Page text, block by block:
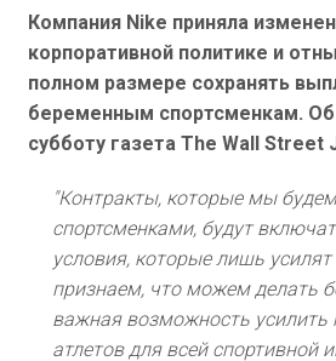
Компания Nike приняла
корпоративной политике и
полном размере сохранять
беременным спортсменкам.
субботу газета The Wall Street
"Контракты, которые мы
спортсменками, будут
условия, которые лишь
признаем, что можем делать
важная возможность
атлетов для всей спортивной